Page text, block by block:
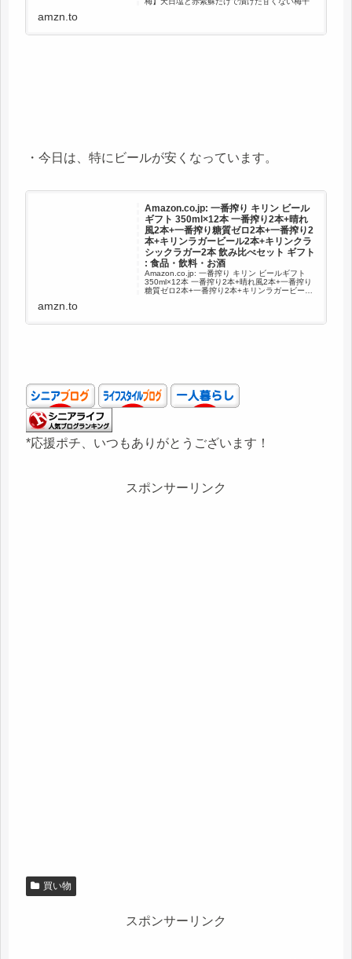
い...
amzn.to
・今日は、特にビールが安くなっています。
Amazon.co.jp: 一番搾り キリン ビール
ギフト 350ml×12本 一番搾り2本+晴れ
風2本+一番搾り糖質ゼロ2本+一番搾り2
本+キリンラガービール2本+キリンクラ
シックラガー2本 飲み比べセット ギフト
: 食品・飲料・お酒
Amazon.co.jp: 一番搾り キリン ビールギフト
350ml×12本 一番搾り2本+晴れ風2本+一番搾り
糖質ゼロ2本+一番搾り2本+キリンラガービール
amzn.to
*応援ポチ、いつもありがとうございます！
スポンサーリンク
買い物
スポンサーリンク